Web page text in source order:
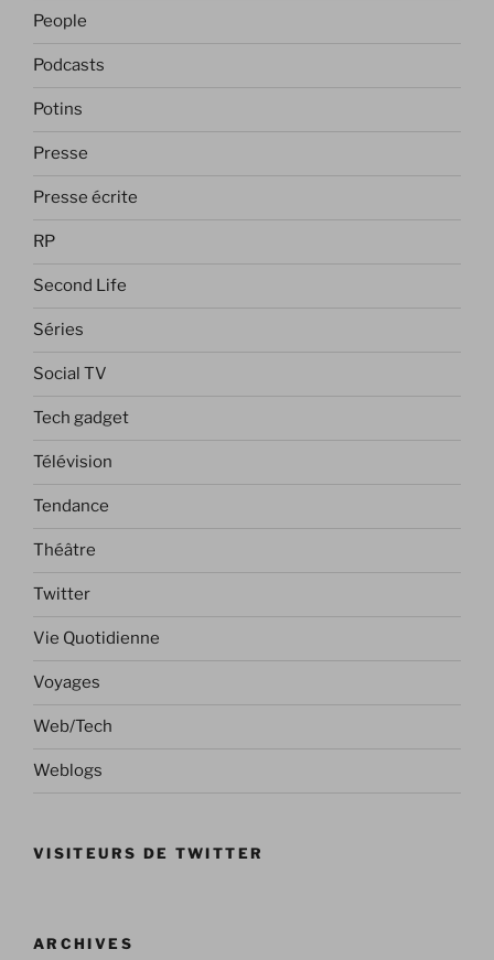
People
Podcasts
Potins
Presse
Presse écrite
RP
Second Life
Séries
Social TV
Tech gadget
Télévision
Tendance
Théâtre
Twitter
Vie Quotidienne
Voyages
Web/Tech
Weblogs
VISITEURS DE TWITTER
ARCHIVES